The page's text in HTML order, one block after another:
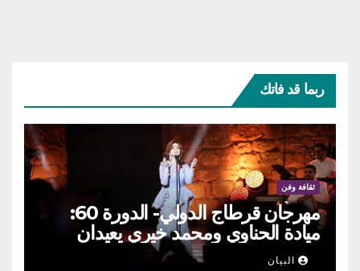
ربما قد فاتك
ثقافة وفن
مهرجان قرطاج الدولي- الدورة 60:
ميادة الحناوي ومحمد خيري يعيدان
الطرب السوري إلى ركح قرطاج
البيان